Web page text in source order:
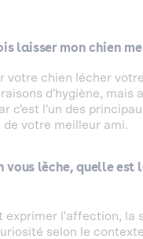
laisser mon chien
votre chien lécher
d'hygiène, mais
c'est l'un des
votre meilleur ami.
vous lèche, quelle
exprimer l'affection, la
selon le